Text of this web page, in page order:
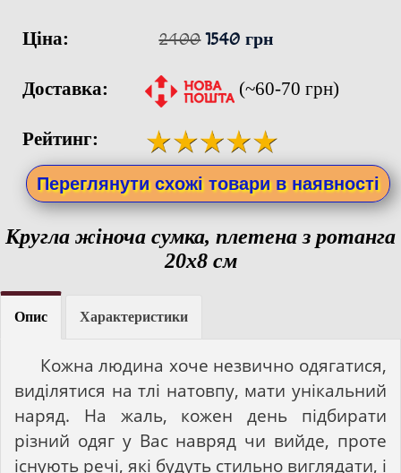
Ціна: 2400 1540 грн
Доставка: (~60-70 грн)
Рейтинг:
Переглянути схожі товари в наявності
Кругла жіноча сумка, плетена з ротанга
20x8 см
Опис Характеристики
Кожна людина хоче незвично одягатися,
виділятися на тлі натовпу, мати унікальний
наряд. На жаль, кожен день підбирати
різний одяг у Вас навряд чи вийде, проте
існують речі, які будуть стильно виглядати, і